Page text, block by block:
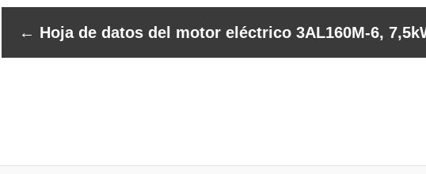
← Hoja de datos del motor eléctrico 3AL160M-6,